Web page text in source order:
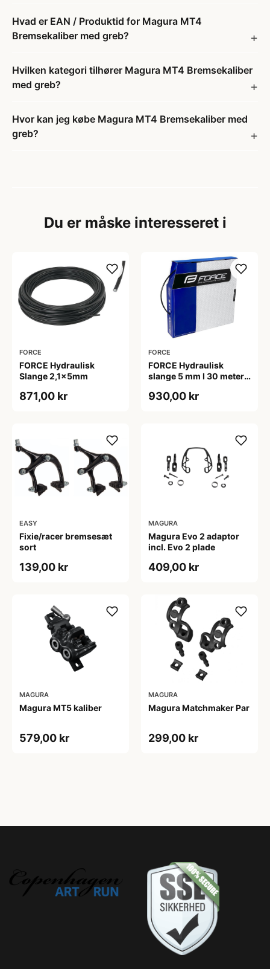
Hvad er EAN / Produktid for Magura MT4
Bremsekaliber med greb?
Hvilken kategori tilhører Magura MT4 Bremsekaliber
med greb?
Hvor kan jeg købe Magura MT4 Bremsekaliber med
greb?
Du er måske interesseret i
FORCE
FORCE Hydraulisk
Slange 2,1x5mm
871,00 kr
FORCE
FORCE Hydraulisk
slange 5 mm I 30 meter
930,00 kr
EASY
Fixie/racer bremsesæt
sort
139,00 kr
MAGURA
Magura Evo 2 adaptor
incl. Evo 2 plade
409,00 kr
MAGURA
Magura MT5 kaliber
579,00 kr
MAGURA
Magura Matchmaker Par
299,00 kr